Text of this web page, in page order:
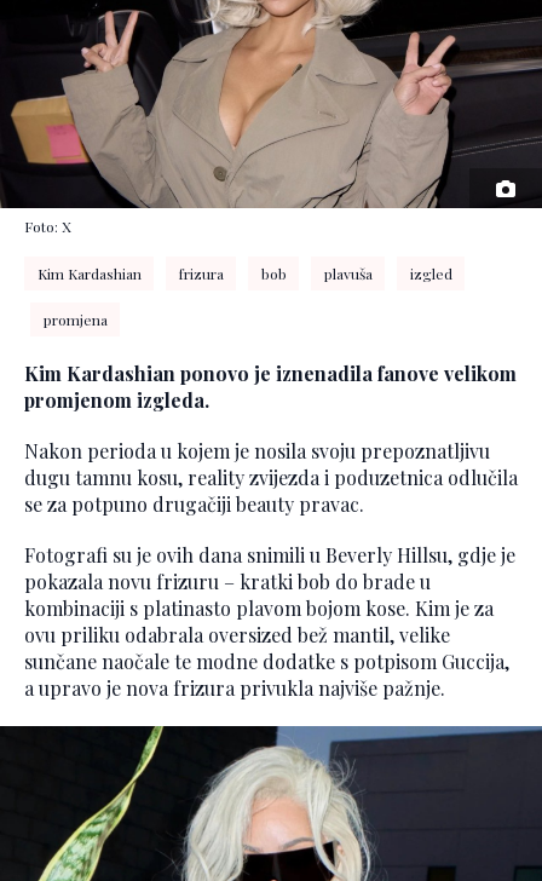
Foto: X
Kim Kardashian frizura bob plavuša izgled
promjena
Kim Kardashian ponovo je iznenadila fanove velikom
promjenom izgleda.
Nakon perioda u kojem je nosila svoju prepoznatljivu
dugu tamnu kosu, reality zvijezda i poduzetnica odlučila
se za potpuno drugačiji beauty pravac.
Fotografi su je ovih dana snimili u Beverly Hillsu, gdje je
pokazala novu frizuru – kratki bob do brade u
kombinaciji s platinasto plavom bojom kose. Kim je za
ovu priliku odabrala oversized bež mantil, velike
sunčane naočale te modne dodatke s potpisom Guccija,
a upravo je nova frizura privukla najviše pažnje.